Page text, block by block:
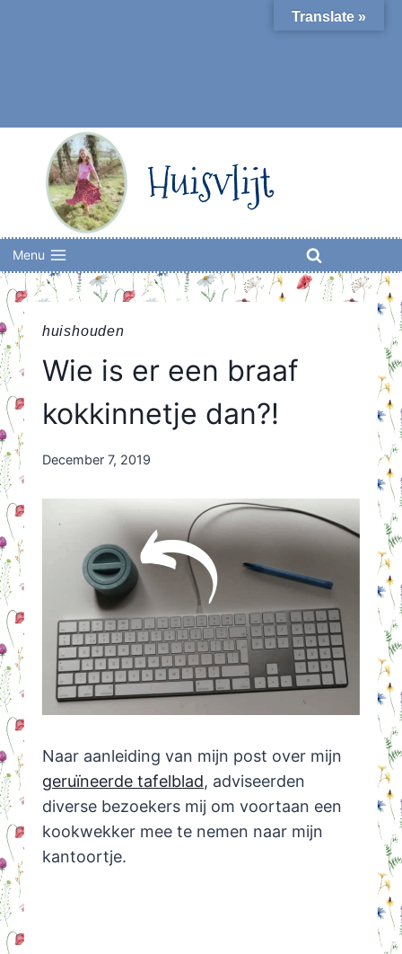
Huisvlijt
Menu
huishouden
Wie is er een braaf
kokkinnetje dan?!
By
Orriëns
December 7, 2019
Naar aanleiding van mijn post over mijn
geruïneerde tafelblad, adviseerden
diverse bezoekers mij om voortaan een
kookwekker mee te nemen naar mijn
kantoortje.
Translate »